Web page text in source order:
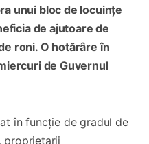
unui bloc de locuințe
de ajutoare de
roni. O hotărâre în
de Guvernul
în funcție de gradul de
proprietarii